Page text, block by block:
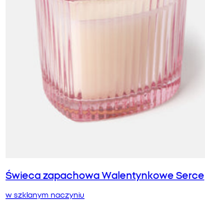
Świeca zapachowa Walentynkowe Serce
w szklanym naczyniu